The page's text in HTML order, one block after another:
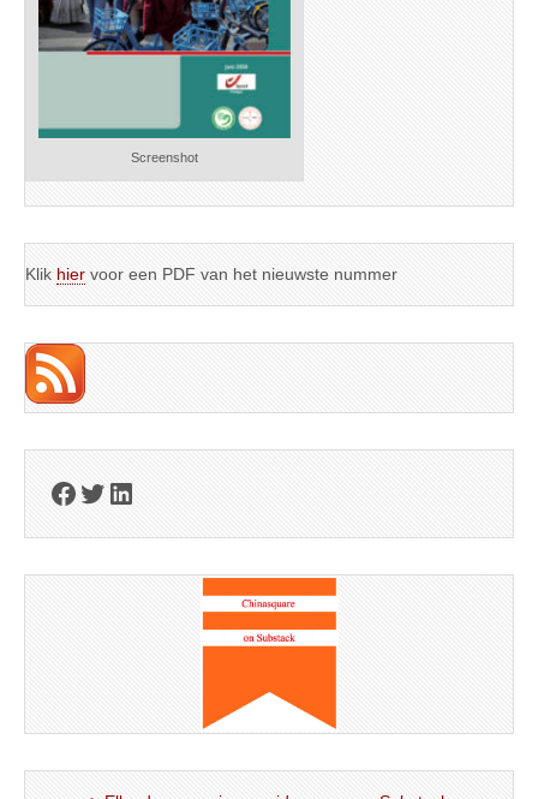
Screenshot
Klik hier voor een PDF van het nieuwste nummer
Facebook
Twitter
LinkedIn